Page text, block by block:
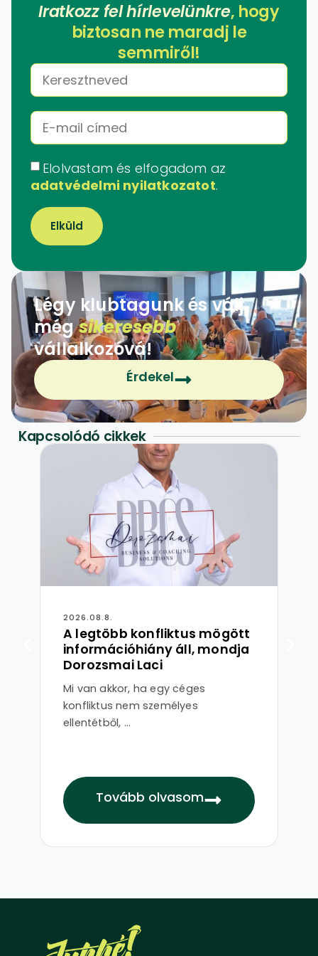
Iratkozz fel hírlevelünkre, hogy
biztosan ne maradj le
semmiről!
Elolvastam és elfogadom az
adatvédelmi nyilatkozatot.
Elküld
Légy klubtagunk és válj
mégsikeresebb
vállalkozóvá!
Érdekel
Kapcsolódó cikkek
2026.08.8.
A legtöbb konfliktus mögött
információhiány áll, mondja
Dorozsmai Laci
Mi van akkor, ha egy céges
konfliktus nem személyes
ellentétből, ...
Tovább olvasom